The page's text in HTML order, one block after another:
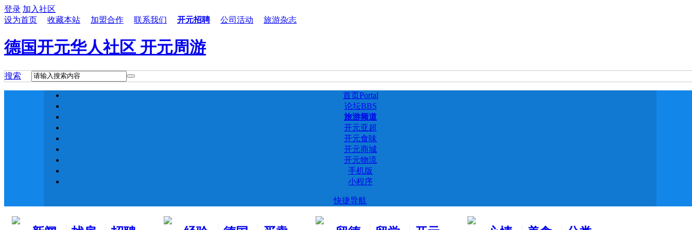
登录 加入社区
设为首页
收藏本站 加盟合作 联系我们 开元招聘 公司活动 旅游杂志
德国开元华人社区 开元周游
搜索
首页Portal
论坛BBS
旅游频道
开元亚超
开元食味
开元商城
开元物流
手机版
小程序
快捷导航